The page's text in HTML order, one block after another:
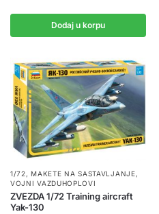
Dodaj u korpu
1/72,MAKETE NA SASTAVLJANJE,
VOJNI VAZDUHOPLOVI
ZVEZDA 1/72 Training aircraft
Yak-130